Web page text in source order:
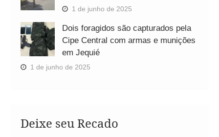
1 de junho de 2025
Dois foragidos são capturados pela
Cipe Central com armas e munições
em Jequié
1 de junho de 2025
Deixe seu Recado